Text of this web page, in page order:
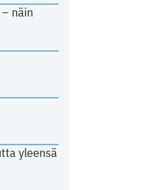
näin
yleensä